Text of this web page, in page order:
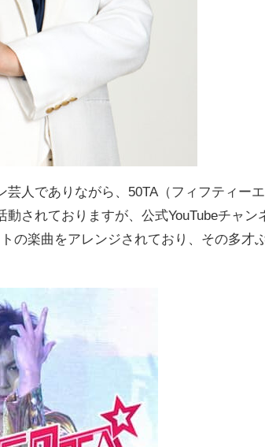
人でありながら、 50TA（フィフティーエ
されておりますが、公式YouTubeチャン
の楽曲をアレンジされており、その多才